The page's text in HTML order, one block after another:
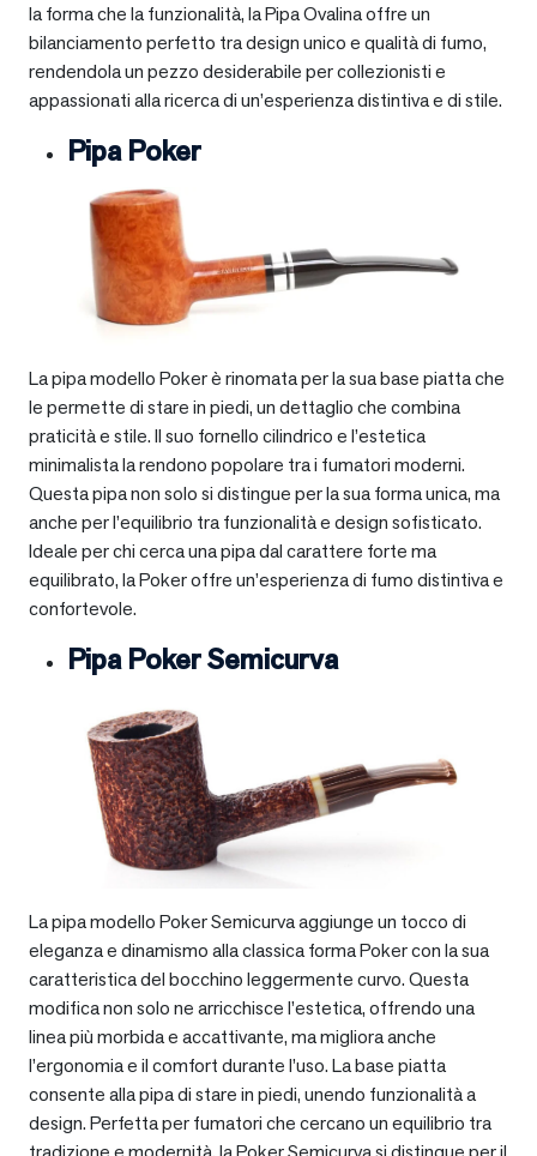
la forma che la funzionalità, la Pipa Ovalina offre un
bilanciamento perfetto tra design unico e qualità di fumo,
rendendola un pezzo desiderabile per collezionisti e
appassionati alla ricerca di un’esperienza distintiva e di stile.
Pipa Poker
La pipa modello Poker è rinomata per la sua base piatta che
le permette di stare in piedi, un dettaglio che combina
praticità e stile. Il suo fornello cilindrico e l’estetica
minimalista la rendono popolare tra i fumatori moderni.
Questa pipa non solo si distingue per la sua forma unica, ma
anche per l’equilibrio tra funzionalità e design sofisticato.
Ideale per chi cerca una pipa dal carattere forte ma
equilibrato, la Poker offre un’esperienza di fumo distintiva e
confortevole.
Pipa Poker Semicurva
La pipa modello Poker Semicurva aggiunge un tocco di
eleganza e dinamismo alla classica forma Poker con la sua
caratteristica del bocchino leggermente curvo. Questa
modifica non solo ne arricchisce l’estetica, offrendo una
linea più morbida e accattivante, ma migliora anche
l’ergonomia e il comfort durante l’uso. La base piatta
consente alla pipa di stare in piedi, unendo funzionalità a
design. Perfetta per fumatori che cercano un equilibrio tra